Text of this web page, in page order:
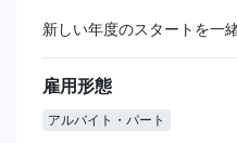
新しい年度のスタートを一
雇用形態
アルバイト・パート